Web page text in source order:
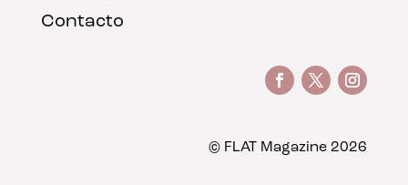
Contacto
© FLAT Magazine 2026